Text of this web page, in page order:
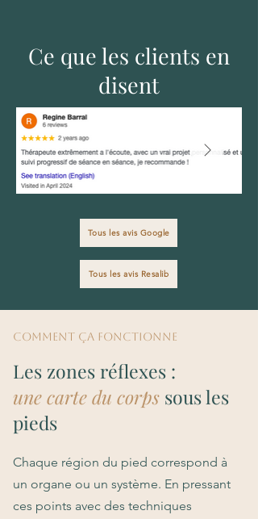
Ce que les clients en
disent
Tous les avis Google
Tous les avis Resalib
COMMENT ça FONCTIONNE
Les zones réflexes :
une carte du corps sous les
pieds
Chaque région du pied correspond à
un organe ou un système. En pressant
ces points avec des techniques